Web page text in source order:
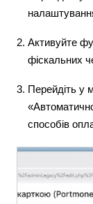
Активуйте
фіскальних
Перейдіть у
способів